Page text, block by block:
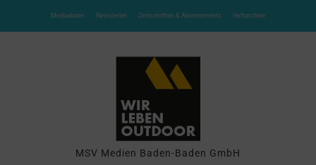
Mediadaten Newsletter Zeitschriften & Abonnements Heftarchive
MSV Medien Baden-Baden GmbH